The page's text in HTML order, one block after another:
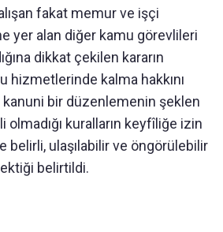
fakat memur ve işçi
yer alan diğer kamu görevlileri
dikkat çekilen kararın
hizmetlerinde kalma hakkını
kanuni bir düzenlemenin şeklen
olmadığı kuralların keyfîliğe izin
belirli, ulaşılabilir ve öngörülebilir
belirtildi.